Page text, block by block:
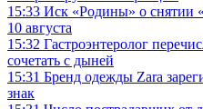
15:33 Иск «Родины» о снятии
10 августа
15:32 Гастроэнтеролог
сочетать с дыней
15:31 Бренд одежды Zara
знак